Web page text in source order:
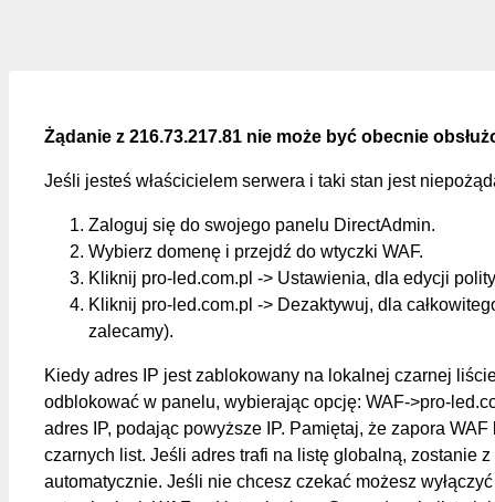
Żądanie z 216.73.217.81 nie może być obecnie
Jeśli jesteś właścicielem serwera i taki stan jest
Zaloguj się do swojego panelu DirectAdmin.
Wybierz domenę i przejdź do wtyczki WAF.
Kliknij pro-led.com.pl -> Ustawienia, dla edycji
Kliknij pro-led.com.pl -> Dezaktywuj, dla
zalecamy).
Kiedy adres IP jest zablokowany na lokalnej czarnej
odblokować w panelu, wybierając opcję: WAF->pro-
adres IP, podając powyższe IP. Pamiętaj, że zapora
czarnych list. Jeśli adres trafi na listę globalną, zostanie
automatycznie. Jeśli nie chcesz czekać możesz